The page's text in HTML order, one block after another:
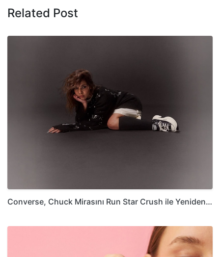
Related Post
Converse, Chuck Mirasını Run Star Crush ile Yeniden…